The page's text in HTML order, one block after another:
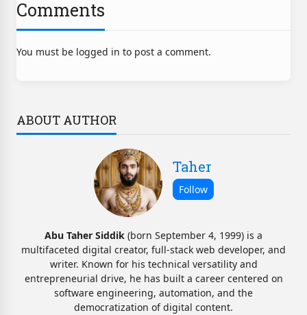
Comments
You must be logged in to post a comment.
ABOUT AUTHOR
Taher
Abu Taher Siddik (born September 4, 1999) is a
multifaceted digital creator, full-stack web developer, and
writer. Known for his technical versatility and
entrepreneurial drive, he has built a career centered on
software engineering, automation, and the
democratization of digital content.